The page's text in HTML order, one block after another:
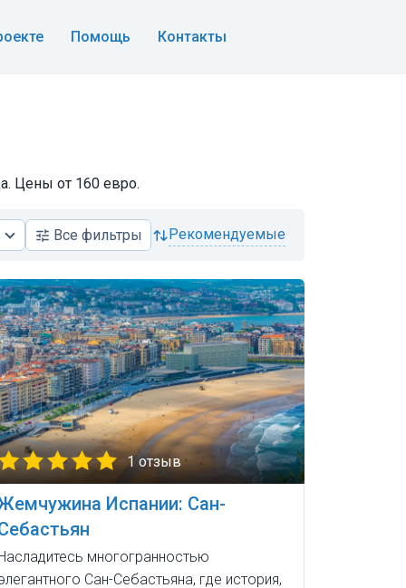
Помощь Контакты
Цены от 160 евро.
Все фильтры рекомендуемые
1 отзыв
Испании: Сан-
многогранностью
Сан-Себастьяна, где история,